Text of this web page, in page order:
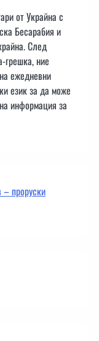
от Украйна с
Бесарабия и
След
грешка, ние
ежедневни
език за да може
информация за
проруски